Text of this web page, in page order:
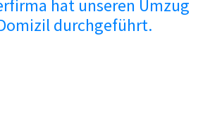
hat unseren Umzug
durchgeführt.